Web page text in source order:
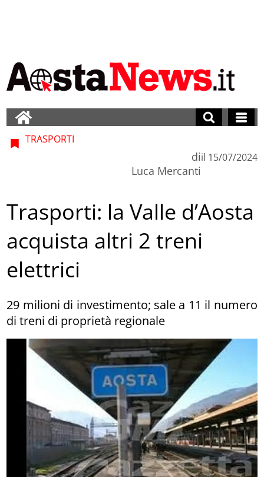
TRASPORTI
di
Luca Mercanti
il 15/07/2024
Trasporti: la Valle d’Aosta
acquista altri 2 treni
elettrici
29 milioni di investimento; sale a 11 il numero
di treni di proprietà regionale